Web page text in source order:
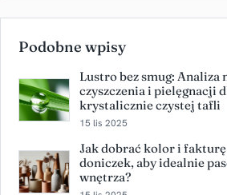
Podobne wpisy
Lustro bez smug: Analiza
czyszczenia i pielęgnacji
krystalicznie czystej tafli
15 lis 2025
Jak dobrać kolor i
doniczek, aby idealnie
wnętrza?